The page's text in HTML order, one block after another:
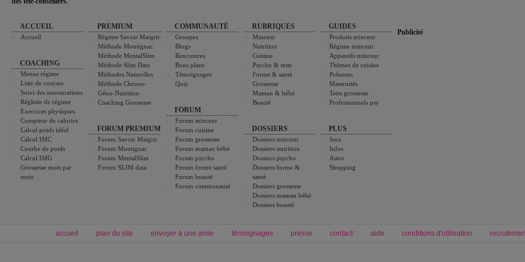
ACCUEIL
Accueil
COACHING
Menus régime
Liste de courses
Suivi des mensurations
Réglette de régime
Exercices physiques
Compteur de calories
Calcul poids idéal
Calcul IMC
Courbe de poids
Calcul IMG
Grossesse mois par
mois
PREMIUM
Régime Savoir Maigrir
Méthode Montignac
Méthode MentalSlim
Méthode Slim Data
Méthodes Naturelles
Méthode Chrono-
Géno-Nutrition
Coaching Grossesse
FORUM PREMIUM
Forum Savoir Maigrir
Forum Montignac
Forum MentalSlim
Forum SLIM data
COMMUNAUTÉ
Groupes
Blogs
Rencontres
Bons plans
Témoignages
Quiz
FORUM
Forum minceur
Forum cuisine
Forum grossesse
Forum maman bébé
Forum psycho
Forum forme santé
Forum beauté
Forum communauté
RUBRIQUES
Minceur
Nutrition
Cuisine
Psycho & tests
Forme & santé
Grossesse
Maman & bébé
Beauté
DOSSIERS
Dossiers minceur
Dossiers nutrition
Dossiers psycho
Dossiers forme &
santé
Dossiers grossesse
Dossiers maman bébé
Dossiers beauté
GUIDES
Produits minceur
Régime minceur
Appareils minceur
Thèmes de cuisine
Prénoms
Maternités
Tests grossesse
Professionnels psy
PLUS
Jeux
Infos
Astro
Shopping
Publicité
accueil plan du site envoyer à une amie témoignages presse contact aide conditions d'utilisation